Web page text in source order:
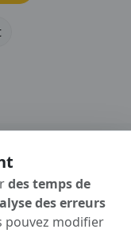
des temps de
des erreurs
pouvez modifier